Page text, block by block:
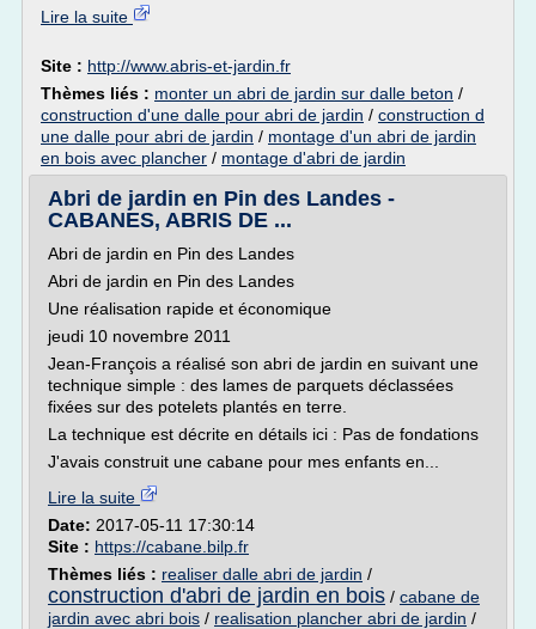
Lire la suite
Site : http://www.abris-et-jardin.fr
Thèmes liés : monter un abri de jardin sur dalle beton /
construction d'une dalle pour abri de jardin / construction d
une dalle pour abri de jardin / montage d'un abri de jardin
en bois avec plancher / montage d'abri de jardin
Abri de jardin en Pin des Landes -
CABANES, ABRIS DE ...
Abri de jardin en Pin des Landes
Abri de jardin en Pin des Landes
Une réalisation rapide et économique
jeudi 10 novembre 2011
Jean-François a réalisé son abri de jardin en suivant une
technique simple : des lames de parquets déclassées
fixées sur des potelets plantés en terre.
La technique est décrite en détails ici : Pas de fondations
J'avais construit une cabane pour mes enfants en...
Lire la suite
Date: 2017-05-11 17:30:14
Site : https://cabane.bilp.fr
Thèmes liés : realiser dalle abri de jardin /
construction d'abri de jardin en bois / cabane de
jardin avec abri bois / realisation plancher abri de jardin /